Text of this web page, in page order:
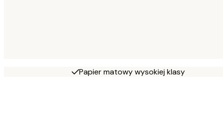
Papier matowy wysokiej klasy